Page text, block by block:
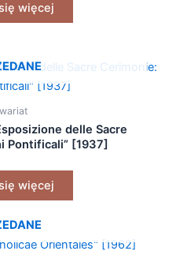
więcej
delle Sacre
Pontificali” [1937]
więcej